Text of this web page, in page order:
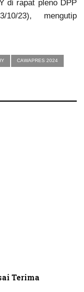
di rapat pleno DPP
23), mengutip
CAWAPRES 2024
Terima